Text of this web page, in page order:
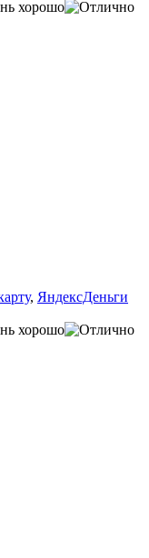
, ЯндексДеньги